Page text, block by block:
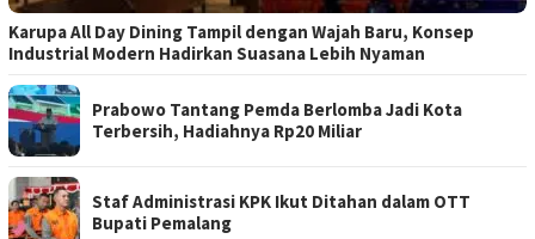
Karupa All Day Dining Tampil dengan Wajah Baru, Konsep
Industrial Modern Hadirkan Suasana Lebih Nyaman
Prabowo Tantang Pemda Berlomba Jadi Kota
Terbersih, Hadiahnya Rp20 Miliar
Staf Administrasi KPK Ikut Ditahan dalam OTT
Bupati Pemalang